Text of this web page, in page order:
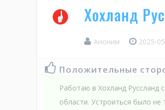
Хохланд
Аноним 2025-
Положительные
Работаю в Хохланд Руссланд
области. Устроиться было